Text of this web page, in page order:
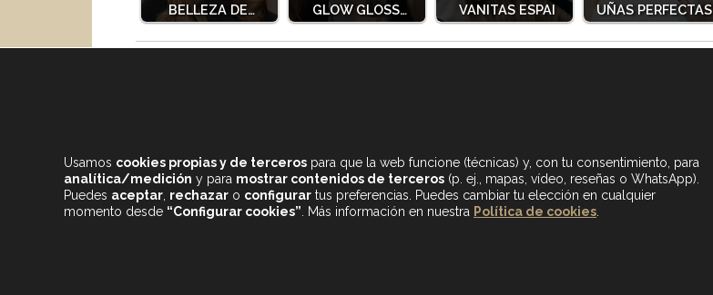
BELLEZA DE…
GLOW GLOSS…
VANITAS ESPAI
UÑAS PERFECTAS
Usamos cookies propias y de terceros para que la web funcione (técnicas) y, con tu consentimiento, para
analítica/medición y para mostrar contenidos de terceros (p. ej., mapas, vídeo, reseñas o WhatsApp).
Puedes aceptar rechazar o configurar tus preferencias. Puedes cambiar tu elección en cualquier
momento desde “Configurar cookies” . Más información en nuestra Política de cookies